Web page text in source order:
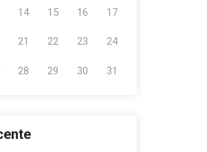
14 15 16 17
21 22 23 24
28 29 30 31